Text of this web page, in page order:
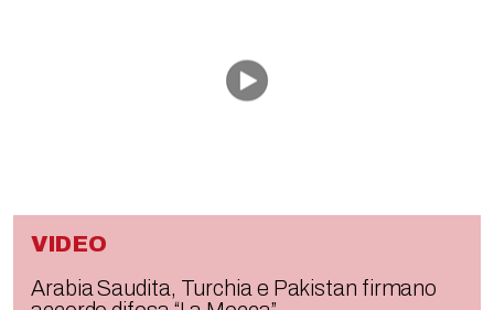
VIDEO
Arabia Saudita, Turchia e Pakistan firmano